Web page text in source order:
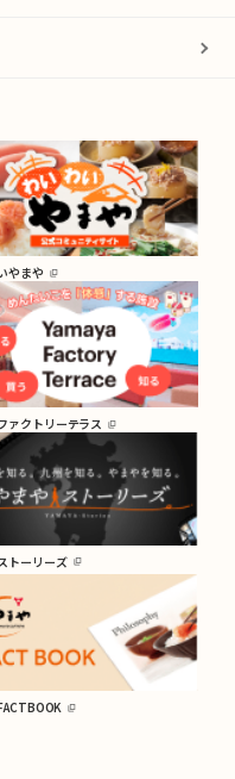
やまや
ァクトリーテラス
トーリーズ